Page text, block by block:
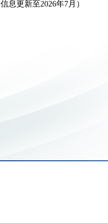
息更新至2026年7月）